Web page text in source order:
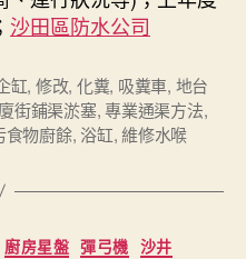
沙田區防水公司
缸, 修改, 化糞, 吸糞車, 地台
街鋪渠淤塞,專業通渠方法,
食物廚餘, 浴缸,維修水喉
Categories
廚房星盤 彈弓機 沙井